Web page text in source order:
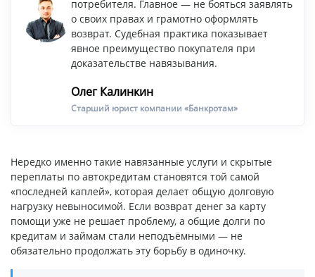
потребителя. Главное — не бояться заявлять
о своих правах и грамотно оформлять
возврат. Судебная практика показывает
явное преимущество покупателя при
доказательстве навязывания.
Олег Калинкин
Старший юрист компании «Банкротам»
Нередко именно такие навязанные услуги и скрытые
переплаты по автокредитам становятся той самой
«последней каплей», которая делает общую долговую
нагрузку невыносимой. Если возврат денег за карту
помощи уже не решает проблему, а общие долги по
кредитам и займам стали неподъёмными — не
обязательно продолжать эту борьбу в одиночку.